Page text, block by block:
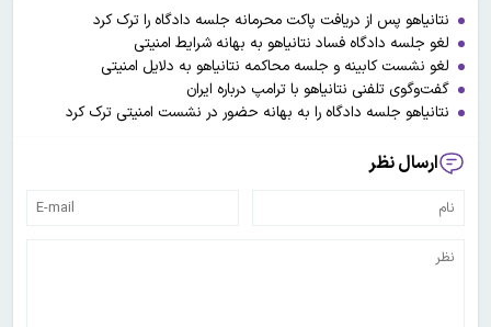
نتانیاهو پس از دریافت پاکت محرمانه جلسه دادگاه را ترک کرد
لغو جلسه دادگاه فساد نتانیاهو به بهانه شرایط امنیتی
لغو نشست کابینه و جلسه محاکمه نتانیاهو به دلایل امنیتی
گفت‌وگوی تلفنی نتانیاهو با ترامپ درباره ایران
نتانیاهو جلسه دادگاه را به بهانه حضور در نشست امنیتی ترک کرد
ارسال نظر